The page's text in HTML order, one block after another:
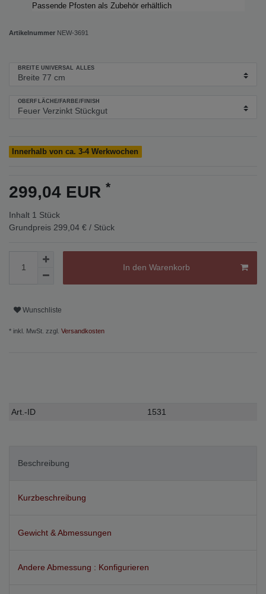
Passende Pfosten als Zubehör erhältlich
Artikelnummer NEW-3691
BREITE UNIVERSAL ALLES
OBERFLÄCHE/FARBE/FINISH
Innerhalb von ca. 3-4 Werkwochen
299,04 EUR *
Inhalt 1 Stück
Grundpreis 299,04 € / Stück
In den Warenkorb
Wunschliste
* inkl. MwSt. zzgl. Versandkosten
Technisches
Wert
Art.-ID 1531
Beschreibung
Kurzbeschreibung
Gewicht & Abmessungen
Andere Abmessung : Konfigurieren